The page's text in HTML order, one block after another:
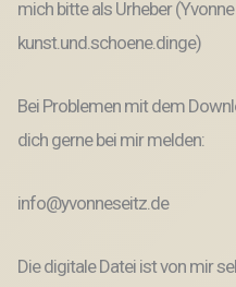
mich bitte als Urheber
kunst.und.schoene.dinge)
Bei Problemen mit dem
dich gerne bei mir melden:
info@yvonneseitz.de
Die digitale Datei ist von mir